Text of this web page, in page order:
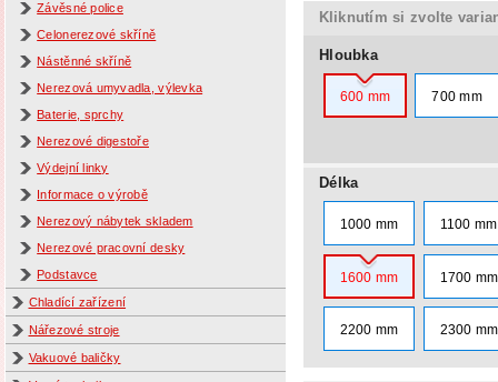
Závěsné police
Celonerezové skříně
Nástěnné skříně
Nerezová umyvadla, výlevka
Baterie, sprchy
Nerezové digestoře
Výdejní linky
Informace o výrobě
Nerezový nábytek skladem
Nerezové pracovní desky
Podstavce
Chladící zařízení
Nářezové stroje
Vakuové baličky
Kliknutím si zvolte
Hloubka
600 mm 700 mm
Délka
1000 mm 1100 mm
1600 mm 1700 mm
2200 mm 2300 mm